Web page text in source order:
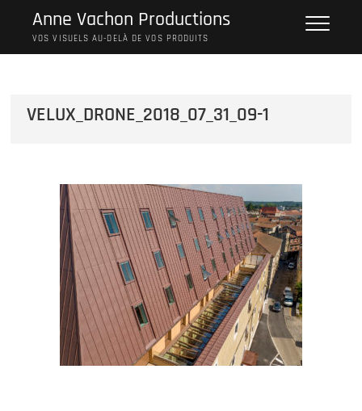
content
Anne Vachon Productions
VOS VISUELS AU-DELÀ DE VOS PRODUITS
VELUX_DRONE_2018_07_31_09-1